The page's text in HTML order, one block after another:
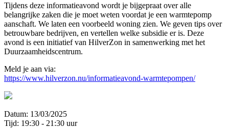
Tijdens deze informatieavond wordt je bijgepraat over alle
belangrijke zaken die je moet weten voordat je een warmtepomp
aanschaft. We laten een voorbeeld woning zien. We geven tips over
betrouwbare bedrijven, en vertellen welke subsidie er is. Deze
avond is een initiatief van HilverZon in samenwerking met het
Duurzaamheidscentrum.
Meld je aan via:
https://www.hilverzon.nu/informatieavond-warmtepompen/
Datum: 13/03/2025
Tijd: 19:30 - 21:30 uur